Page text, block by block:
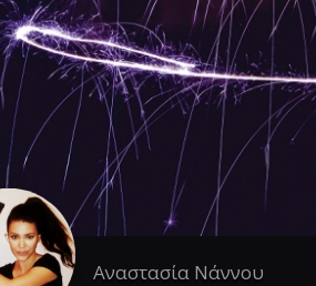
Αναστασία Νάννου